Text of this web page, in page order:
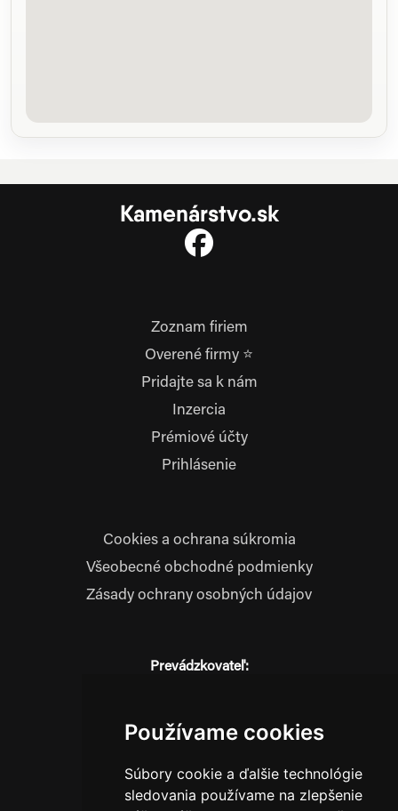
Používame cookies
Súbory cookie a ďalšie technológie
sledovania používame na zlepšenie
Kamenárstvo.sk
Zoznam firiem
Overené firmy ⭐
Pridajte sa k nám
Inzercia
Prémiové účty
Prihlásenie
Cookies a ochrana súkromia
Všeobecné obchodné podmienky
Zásady ochrany osobných údajov
Prevádzkovateľ:
014 01 Bytča
DIČ: 2121076738